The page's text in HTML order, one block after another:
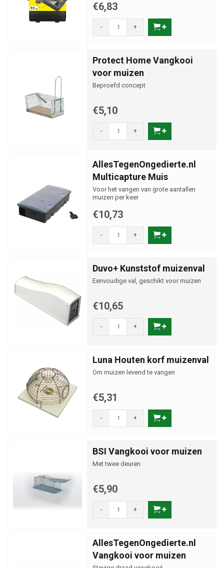
€6,83
- +
Protect Home Vangkooi
voor muizen
Beproefd concept
€5,10
- +
AllesTegenOngedierte.nl
Multicapture Muis
Voor het vangen van grote aantallen
muizen per keer
€10,73
- +
Duvo+ Kunststof muizenval
Eenvoudige val, geschikt voor muizen
€10,65
- +
Luna Houten korf muizenval
Om muizen levend te vangen
€5,31
- +
BSI Vangkooi voor muizen
Met twee deuren
€5,90
- +
AllesTegenOngedierte.nl
Vangkooi voor muizen